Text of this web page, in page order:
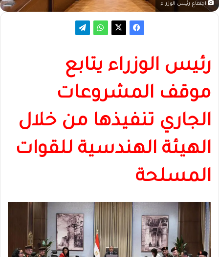
اجتماع رئيس الوزراء
رئيس الوزراء يتابع
موقف المشروعات
الجاري تنفيذها من خلال
الهيئة الهندسية للقوات
المسلحة